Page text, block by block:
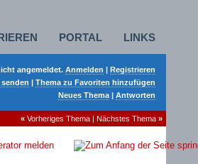
PORTAL LINKS
angemeldet. Anmelden | Registrieren
| Thema zu Favoriten hinzufügen
Neues Thema | Antworten
« Vorheriges Thema | Nächstes Thema »